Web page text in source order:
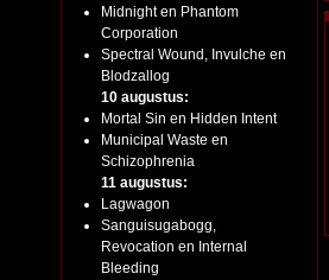
Midnight en Phantom
Corporation
Spectral Wound, Invulche en
Blodzallog
10 augustus:
Mortal Sin en Hidden Intent
Municipal Waste en
Schizophrenia
11 augustus:
Lagwagon
Sanguisugabogg,
Revocation en Internal
Bleeding